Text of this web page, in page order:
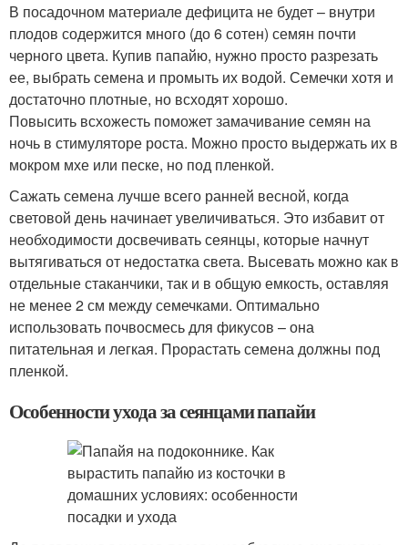
В посадочном материале дефицита не будет – внутри
плодов содержится много (до 6 сотен) семян почти
черного цвета. Купив папайю, нужно просто разрезать
ее, выбрать семена и промыть их водой. Семечки хотя и
достаточно плотные, но всходят хорошо.
Повысить всхожесть поможет замачивание семян на
ночь в стимуляторе роста. Можно просто выдержать их в
мокром мхе или песке, но под пленкой.
Сажать семена лучше всего ранней весной, когда
световой день начинает увеличиваться. Это избавит от
необходимости досвечивать сеянцы, которые начнут
вытягиваться от недостатка света. Высевать можно как в
отдельные стаканчики, так и в общую емкость, оставляя
не менее 2 см между семечками. Оптимально
использовать почвосмесь для фикусов – она
питательная и легкая. Прорастать семена должны под
пленкой.
Особенности ухода за сеянцами папайи